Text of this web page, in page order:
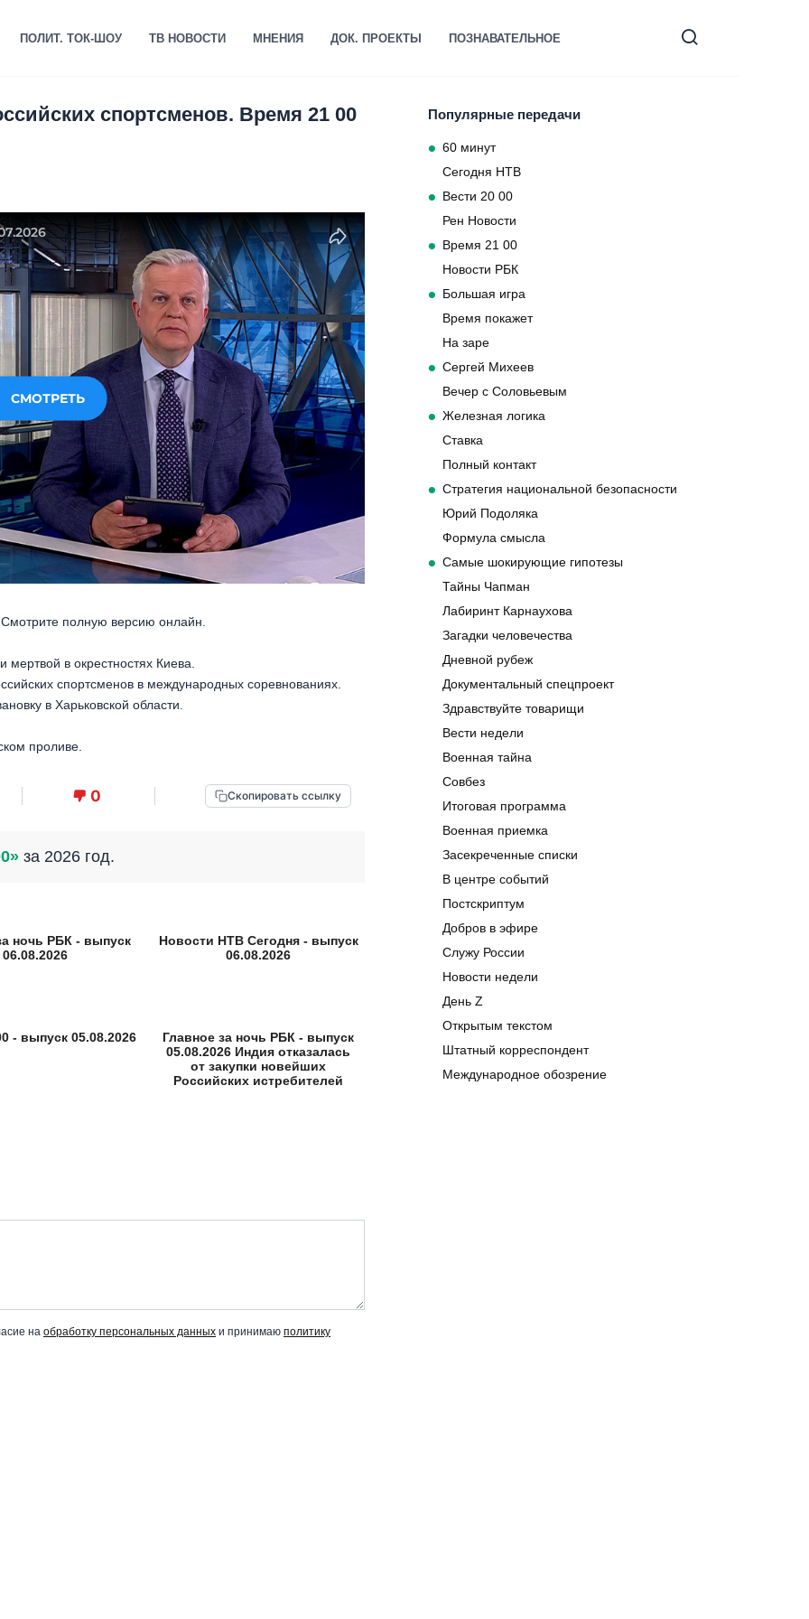
ПОЛИТ. ТОК-ШОУ ТВ НОВОСТИ МНЕНИЯ ДОК. ПРОЕКТЫ ПОЗНАВАТЕЛЬНОЕ
спортсменов. Время 21 00
полную версию онлайн.
в окрестностях Киева.
спортсменов в международных соревнованиях.
в Харьковской области.
проливе.
0 Скопировать ссылку
за 2026 год.
ночь РБК - выпуск
06.08.2026
Новости НТВ Сегодня - выпуск
06.08.2026
- выпуск 05.08.2026
Главное за ночь РБК - выпуск
05.08.2026 Индия отказалась
от закупки новейших
Российских истребителей
на обработку персональных данных и принимаю политику
Популярные передачи
60 минут
Сегодня НТВ
Вести 20 00
Рен Новости
Время 21 00
Новости РБК
Большая игра
Время покажет
На заре
Сергей Михеев
Вечер с Соловьевым
Железная логика
Ставка
Полный контакт
Стратегия национальной безопасности
Юрий Подоляка
Формула смысла
Самые шокирующие гипотезы
Тайны Чапман
Лабиринт Карнаухова
Загадки человечества
Дневной рубеж
Документальный спецпроект
Здравствуйте товарищи
Вести недели
Военная тайна
Совбез
Итоговая программа
Военная приемка
Засекреченные списки
В центре событий
Постскриптум
Добров в эфире
Служу России
Новости недели
День Z
Открытым текстом
Штатный корреспондент
Международное обозрение